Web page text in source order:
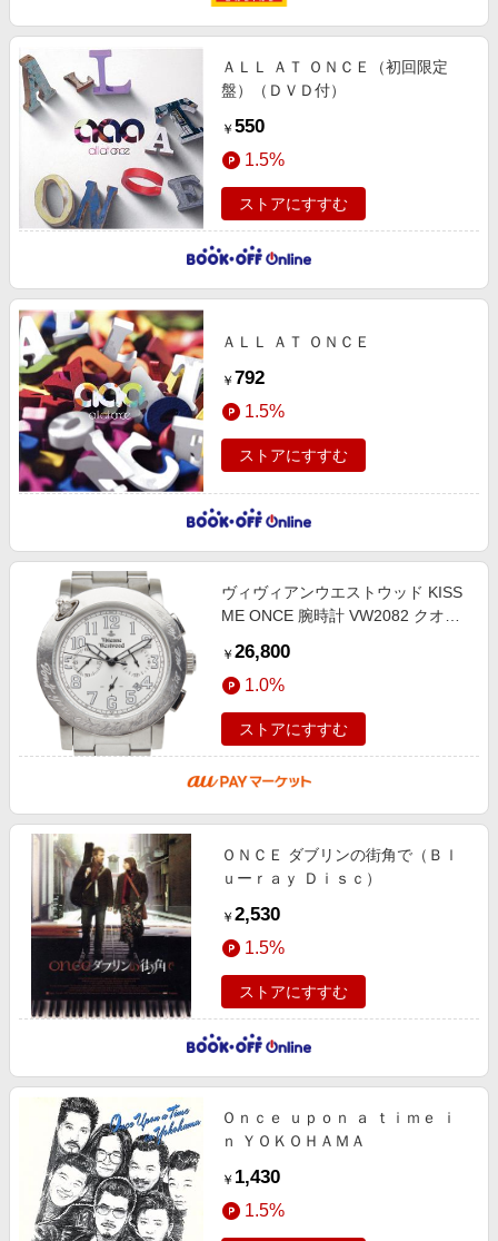
ＡＬＬ ＡＴ ＯＮＣＥ（初回限定
盤）（ＤＶＤ付）
￥ 550
1.5%
ストアにすすむ
ＡＬＬ ＡＴ ＯＮＣＥ
￥ 792
1.5%
ストアにすすむ
ヴィヴィアンウエストウッド KISS
ME ONCE 腕時計 VW2082 クオー
ール Vivienne Westwood 【中古】
￥ 26,800
1.0%
ストアにすすむ
ＯＮＣＥ ダブリンの街角で（Ｂｌ
ｕーｒａｙ Ｄｉｓｃ）
￥ 2,530
1.5%
ストアにすすむ
Ｏｎｃｅ ｕｐｏｎ ａ ｔｉｍｅ ｉ
ｎ ＹＯＫＯＨＡＭＡ
￥ 1,430
1.5%